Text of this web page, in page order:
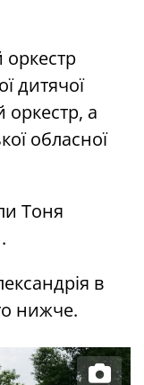
оркестр
дитячої
оркестр, а
обласної
Тоня
в
нижче.